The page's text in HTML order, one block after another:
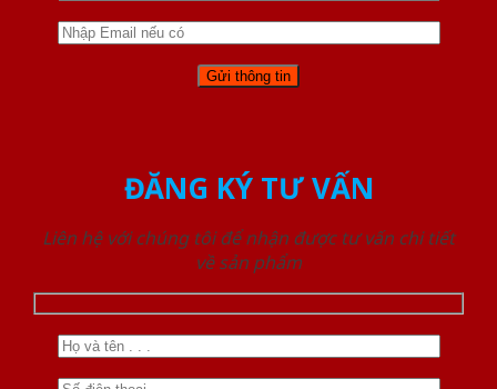
ĐĂNG KÝ TƯ VẤN
Liên hệ với chúng tôi để nhận được tư vấn chi tiết
về sản phẩm